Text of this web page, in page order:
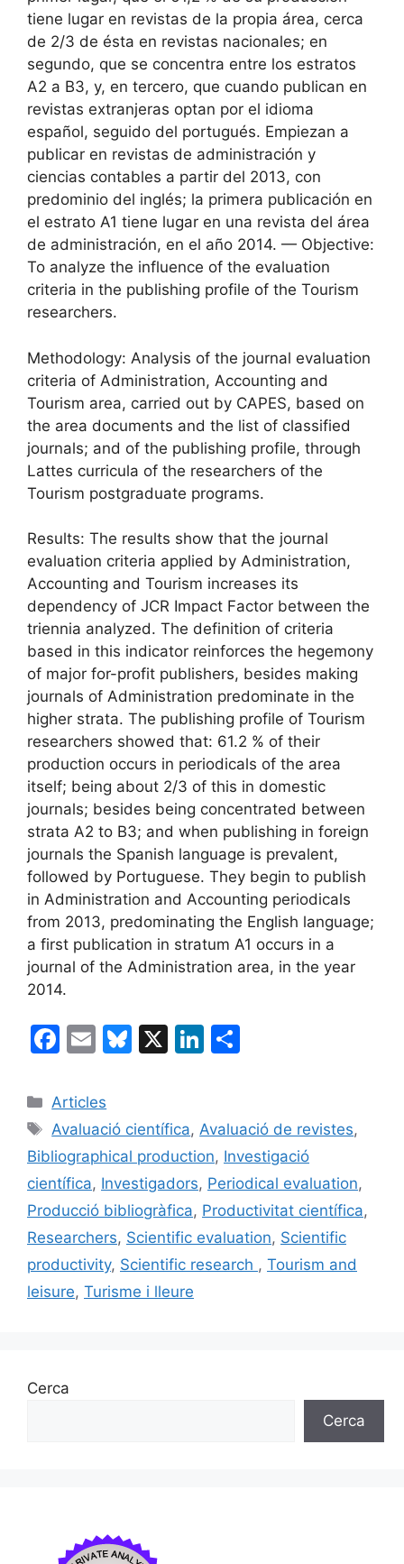
tiene lugar en revistas de la propia área, cerca
de 2/3 de ésta en revistas nacionales; en
segundo, que se concentra entre los estratos
A2 a B3, y, en tercero, que cuando publican en
revistas extranjeras optan por el idioma
español, seguido del portugués. Empiezan a
publicar en revistas de administración y
ciencias contables a partir del 2013, con
predominio del inglés; la primera publicación en
el estrato A1 tiene lugar en una revista del área
de administración, en el año 2014. — Objective:
To analyze the influence of the evaluation
criteria in the publishing profile of the Tourism
researchers.
Methodology: Analysis of the journal evaluation
criteria of Administration, Accounting and
Tourism area, carried out by CAPES, based on
the area documents and the list of classified
journals; and of the publishing profile, through
Lattes curricula of the researchers of the
Tourism postgraduate programs.
Results: The results show that the journal
evaluation criteria applied by Administration,
Accounting and Tourism increases its
dependency of JCR Impact Factor between the
triennia analyzed. The definition of criteria
based in this indicator reinforces the hegemony
of major for-profit publishers, besides making
journals of Administration predominate in the
higher strata. The publishing profile of Tourism
researchers showed that: 61.2 % of their
production occurs in periodicals of the area
itself; being about 2/3 of this in domestic
journals; besides being concentrated between
strata A2 to B3; and when publishing in foreign
journals the Spanish language is prevalent,
followed by Portuguese. They begin to publish
in Administration and Accounting periodicals
from 2013, predominating the English language;
a first publication in stratum A1 occurs in a
journal of the Administration area, in the year
2014.
F
c
e
b
o
o
k
E
ai
l
Bl
s
k
y
X
Li
e
dI
n
p
ar
te
ix
Categories
Articles
Etiquetes
Avaluació científica, Avaluació de revistes,
Bibliographical production, Investigació
científica, Investigadors, Periodical evaluation,
Producció bibliogràfica, Productivitat científica,
Researchers, Scientific evaluation, Scientific
productivity, Scientific research , Tourism and
leisure, Turisme i lleure
Cerca
Cerca